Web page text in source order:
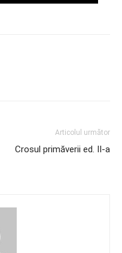
Articolul următor
Crosul primăverii ed. II-a